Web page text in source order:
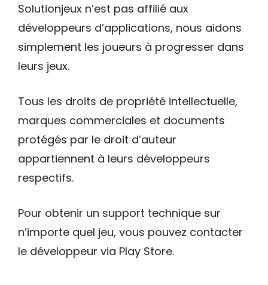
Solutionjeux n’est pas affilié aux
développeurs d’applications, nous aidons
simplement les joueurs à progresser dans
leurs jeux.
Tous les droits de propriété intellectuelle,
marques commerciales et documents
protégés par le droit d’auteur
appartiennent à leurs développeurs
respectifs.
Pour obtenir un support technique sur
n’importe quel jeu, vous pouvez contacter
le développeur via Play Store.